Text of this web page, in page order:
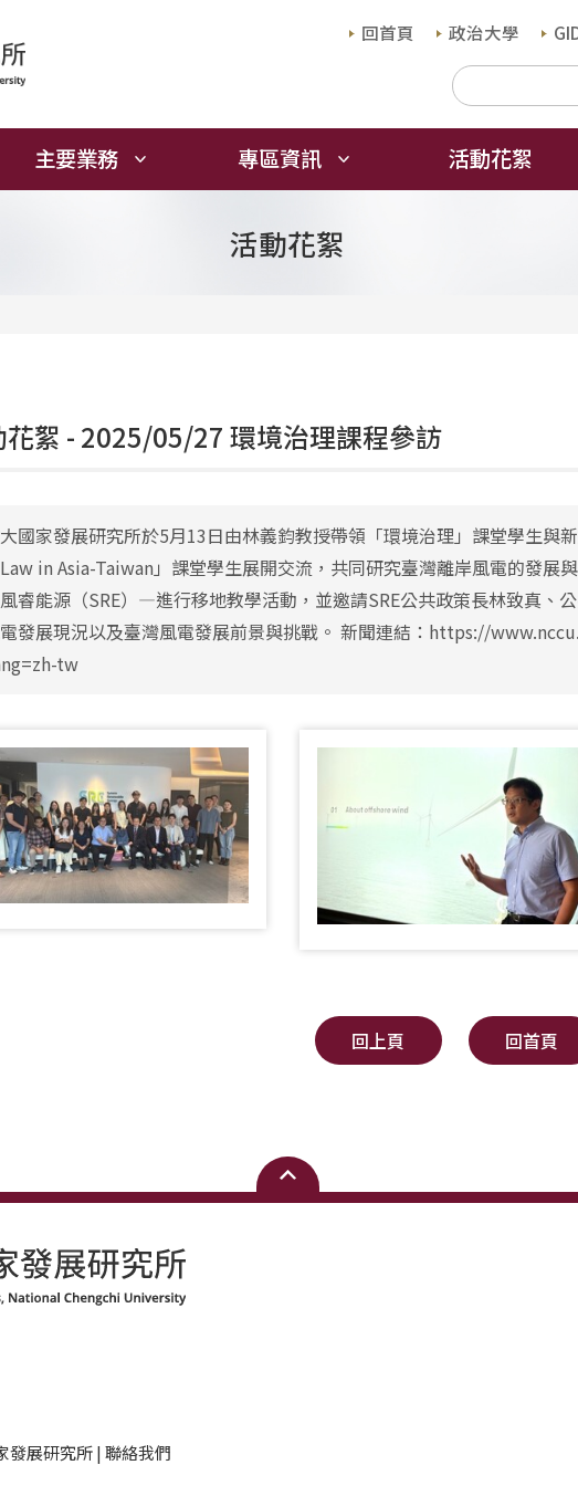
回首頁 政治大學
主要業務 專區資訊 活動花絮
活動花絮
花絮 - 2025/05/27 環境治理課程參訪
國家發展研究所於5月13日由林義鈞教授帶領「環境治理」課堂學生與
Law in Asia-Taiwan」課堂學生展開交流，共同研究臺灣離岸風電的發展
睿能源（SRE）—進行移地教學活動，並邀請SRE公共政策長林致真、
發展現況以及臺灣風電發展前景與挑戰。 新聞連結：https://
tw
回上頁 回首頁
發展研究所 | 聯絡我們